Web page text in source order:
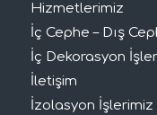
Hizmetlerimiz
İç Cephe – Dış
İç Dekorasyon
İletişim
İzolasyon İşlerimiz